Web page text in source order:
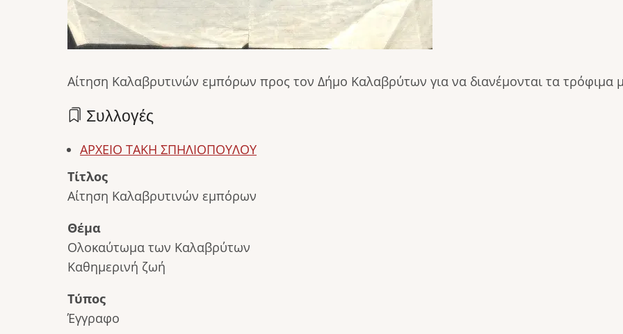
Αίτηση Καλαβρυτινών εμπόρων προς τον Δήμο Καλαβρύτων για να διανέμονται τα
Συλλογές
ΑΡΧΕΙΟ ΤΑΚΗ ΣΠΗΛΙΟΠΟΥΛΟΥ
Τίτλος
Αίτηση Καλαβρυτινών εμπόρων
Θέμα
Ολοκαύτωμα των Καλαβρύτων
Καθημερινή ζωή
Τύπος
Έγγραφο